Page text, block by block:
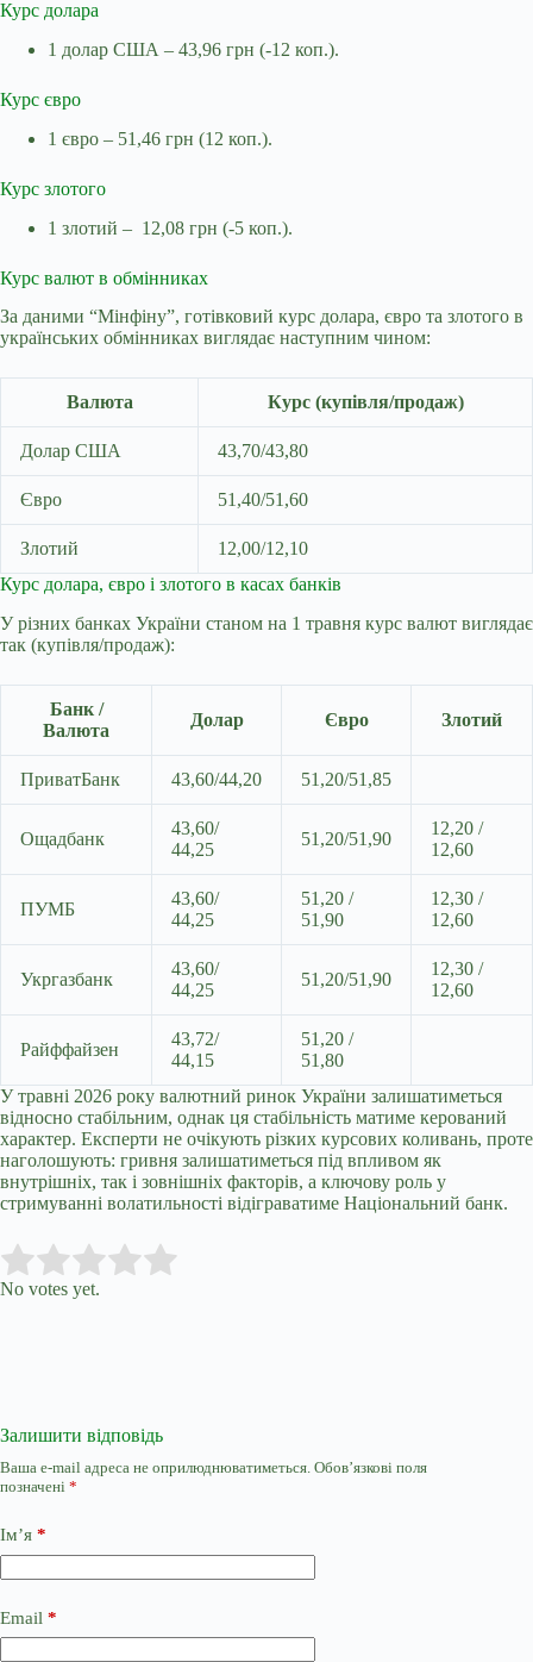
Курс долара
1 долар США – 43,96 грн (-12 коп.).
Курс євро
1 євро – 51,46 грн (12 коп.).
Курс злотого
1 злотий – 12,08 грн (-5 коп.).
Курс валют в обмінниках
За даними “Мінфіну”, готівковий курс долара, євро та злотого в
українських обмінниках виглядає наступним чином:
Валюта Курс (купівля/продаж)
Долар США 43,70/43,80
Євро 51,40/51,60
Злотий
12,00/12,10
Курс долара, євро і злотого в касах банків
У різних банках України станом на 1 травня курс валют виглядає
так (купівля/продаж):
Банк /
Валюта
Долар Євро Злотий
ПриватБанк 43,60/44,20 51,20/51,85
Ощадбанк
43,60/
44,25
51,20/51,90
12,20 /
12,60
ПУМБ
43,60/
44,25
51,20 /
51,90
12,30 /
12,60
Укргазбанк
43,60/
44,25
51,20/51,90
12,30 /
12,60
Райффайзен
43,72/
44,15
51,20 /
51,80
У травні 2026 року валютний ринок України залишатиметься
відносно стабільним, однак ця стабільність матиме керований
характер. Експерти не очікують різких курсових коливань, проте
наголошують: гривня залишатиметься під впливом як
внутрішніх, так і зовнішніх факторів, а ключову роль у
стримуванні волатильності відіграватиме Національний банк.
Rate this item:
No votes yet.
Залишити відповідь
Ваша e-mail адреса не оприлюднюватиметься. Обов’язкові поля
позначені *
Ім’я *
Email *